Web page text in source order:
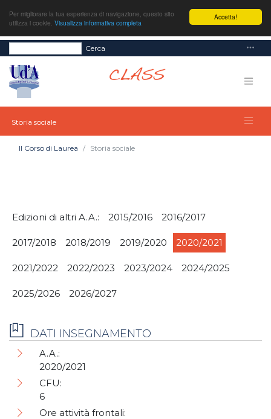
Accetta!
Per migliorare la tua esperienza di navigazione, questo sito
utilizza i cookie. Visualizza informativa completa
Cerca
Storia sociale
Il Corso di Laurea Storia sociale
Edizioni di altri A.A.: 2015/2016 2016/2017
2017/2018 2018/2019 2019/2020 2020/2021
2021/2022 2022/2023 2023/2024 2024/2025
2025/2026 2026/2027
DATI INSEGNAMENTO
A.A.:
2020/2021
CFU:
6
Ore attività frontali: